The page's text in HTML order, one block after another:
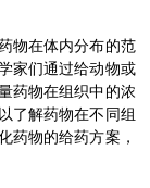
物在体内分布的范
家们通过给动物或
药物在组织中的浓
了解药物在不同组
药物的给药方案，